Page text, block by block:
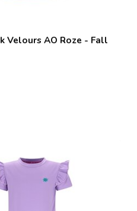
Velours AO Roze - Fall